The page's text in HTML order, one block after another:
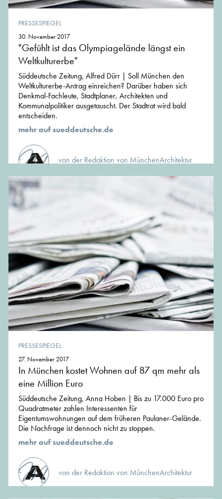
PRESSESPIEGEL
30. November 2017
"Gefühlt ist das Olympiagelände längst ein
Weltkulturerbe"
Süddeutsche Zeitung, Alfred Dürr | Soll München den
Weltkulturerbe-Antrag einreichen? Darüber haben sich
Denkmal-Fachleute, Stadtplaner, Architekten und
Kommunalpolitiker ausgetauscht. Der Stadtrat wird bald
entscheiden.
mehr auf sueddeutsche.de
von der Redaktion von MünchenArchitektur
PRESSESPIEGEL
27. November 2017
In München kostet Wohnen auf 87 qm mehr als
eine Million Euro
Süddeutsche Zeitung, Anna Hoben | Bis zu 17.000 Euro pro
Quadratmeter zahlen Interessenten für
Eigentumswohnungen auf dem früheren Paulaner-Gelände.
Die Nachfrage ist dennoch nicht zu stoppen.
mehr auf sueddeutsche.de
von der Redaktion von MünchenArchitektur